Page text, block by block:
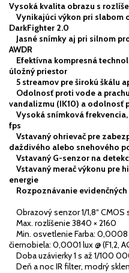
Vysoká kvalita obrazu s
Vynikajúci výkon pri slabom
DarkFighter 2.0
Jasné snímky aj pri silnom
AWDR
Efektívna kompresná
úložný priestor
5 streamov pre širokú škálu
Odolnosť proti vode a
vandalizmu (IK10) a odolnosť
Vysoká snímková frekvencia,
fps
Vstavaný ohrievač pre
daždivého alebo snehového
Vstavaný G-senzor na
Vstavaný merač výkonu pre
energie
Rozpoznávanie
Obrazový senzor 1/1,8“
Max. rozlíšenie 3840 × 2160
Min. osvetlenie Farba: 0,0008
čiernobiela: 0,0001 lux @ (F1,2,
Doba uzávierky 1 s až 1/100
Deň a noc IR filter, modrý